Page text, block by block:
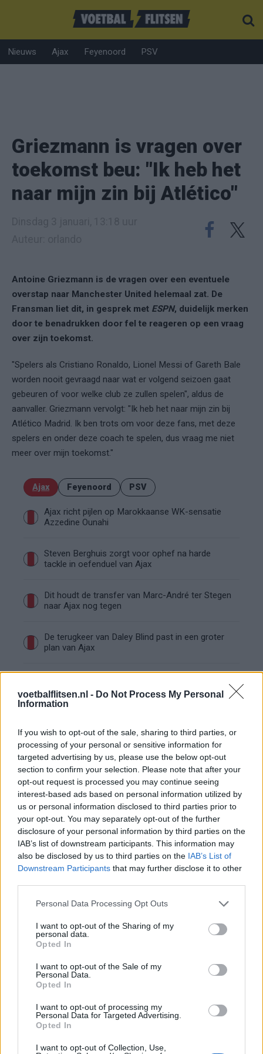
voetbalflitsen.nl - Do Not Process My Personal
Information
If you wish to opt-out of the sale, sharing to third parties, or
processing of your personal or sensitive information for
targeted advertising by us, please use the below opt-out
section to confirm your selection. Please note that after your
opt-out request is processed you may continue seeing
interest-based ads based on personal information utilized by
us or personal information disclosed to third parties prior to
your opt-out. You may separately opt-out of the further
disclosure of your personal information by third parties on the
IAB’s list of downstream participants. This information may
also be disclosed by us to third parties on the IAB’s List of
Downstream Participants that may further disclose it to other
Personal Data Processing Opt Outs
I want to opt-out of the Sharing of my
personal data.
Opted In
I want to opt-out of the Sale of my
Personal Data.
Opted In
I want to opt-out of processing my
Personal Data for Targeted Advertising.
Opted In
I want to opt-out of Collection, Use,
Nieuws Ajax Feyenoord PSV
Griezmann is vragen over
toekomst beu: "Ik heb het
naar mijn zin bij Atlético"
Antoine Griezmann is de vragen over een eventuele
overstap naar Manchester United helemaal zat. De
Fransman liet dit, in gesprek met ESPN, duidelijk merken
door te benadrukken door fel te reageren op een vraag
over zijn toekomst.
"Spelers als Cristiano Ronaldo, Lionel Messi of Gareth Bale
worden nooit gevraagd naar wat er volgend seizoen gaat
gebeuren of voor welke club ze zullen spelen", aldus de
aanvaller. Griezmann vervolgt: "Ik heb het naar mijn zin bij
Atlético Madrid. Ik ben trots om voor deze fans, met deze
spelers en onder deze coach te spelen, dus vraag me niet
meer over mijn toekomst."
Ajax Feyenoord PSV
Ajax richt pijlen op Marokkaanse WK-sensatie
Azzedine Ounahi
Steven Berghuis zorgt voor ophef na harde
tackle in oefenduel van Ajax
Dit houdt de transfer van Marc-André ter Stegen
naar Ajax nog tegen
De terugkeer van Daley Blind past in een groter
plan van Ajax
spelers snappen dat echt wel’
Gloukh krijgt standje en Ceballos wordt gebeld
Steur kiest voor Newcastle na gemiste
duidelijkheid bij Ajax
Blind kan bij Ajax de speler naast Míchel worden
“Twente was toen niet haalbaar”: Weghorst blikt
terug op Ajax-keuze
De transferprioriteiten van Ajax worden steeds
Ajax begint voorbereiding met nederlaag: zo ziet
de route naar PEC eruit
Zo overtuigde PSV Sven Mijnans en bleef Ajax
met lege handen achter
Waarom steeds meer sleutelfiguren Ajax
verlaten